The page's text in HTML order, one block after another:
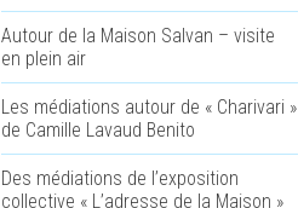
Autour de la Maison Salvan – visite
en plein air
Les médiations autour de « Charivari »
de Camille Lavaud Benito
Des médiations de l’exposition
collective « L’adresse de la Maison »